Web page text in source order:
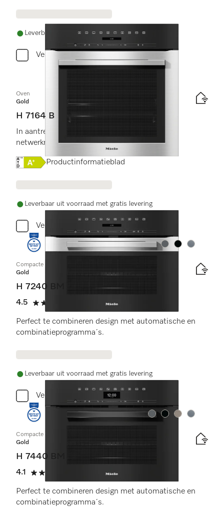
Leverbaar uit voorraad met gratis levering
Vergelijken
Oven
Gold
H 7164 B
In aantrekkelijk roestvrijstalen design met
netwerkmogelijkheid en PerfectClean.
Online Label Flag, Energielabel
Productinformatieblad
Leverbaar uit voorraad met gratis levering
Vergelijken
Kleur:Kleur:Kleur:
Compacte oven met geïntegreerde magnetron
Gold
H 7240 BM
4.5
4.5 sterren op 5
(14 beoordelingen)
Perfect te combineren design met automatische en
combinatieprogramma´s.
Leverbaar uit voorraad met gratis levering
Vergelijken
Kleur:Kleur:Kleur:Kleur:
Compacte oven met geïntegreerde magnetron
Gold
H 7440 BM
4.1
4.1 sterren op 5
(7 beoordelingen)
Perfect te combineren design met automatische en
combinatieprogramma´s.